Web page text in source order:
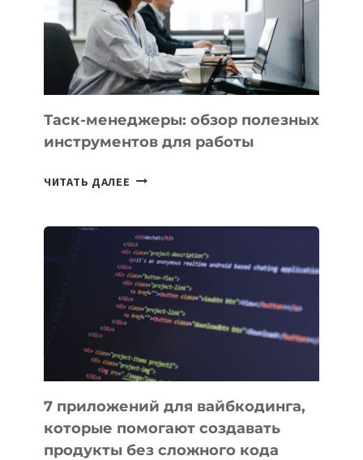
ЗАДАЧИ
ЕМУ
МОЖНО
ПОРУЧИТЬ
УЖЕ
Таск-менеджеры: обзор полезных
инструментов для работы
ЧИТАТЬ ДАЛЕЕ ТАСК-
ПОЛЕЗНЫХ
ИНСТРУМЕНТОВ
ДЛЯ
РАБОТЫ
7 приложений для вайбкодинга,
которые помогают создавать
продукты без сложного кода